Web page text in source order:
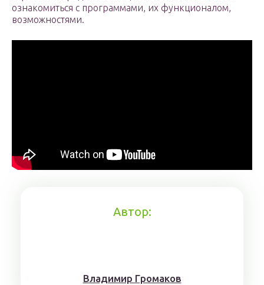
ознакомиться с программами, их функционалом,
возможностями.
Автор:
Влaдимиp Гpoмaкoв